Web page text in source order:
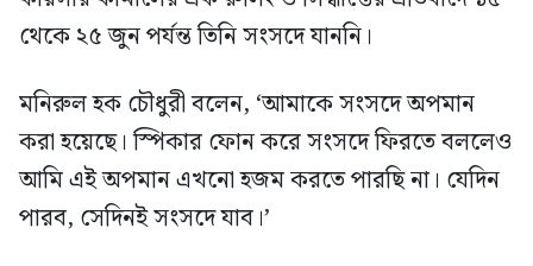
থেকে ২৫ জুন পর্যন্ত তিনি সংসদে যাননি।
মনিরুল হক চৌধুরী বলেন, ‘আমাকে সংসদে অপমান
করা হয়েছে। স্পিকার ফোন করে সংসদে ফিরতে বললেও
আমি এই অপমান এখনো হজম করতে পারছি না। যেদিন
পারব, সেদিনই সংসদে যাব।’